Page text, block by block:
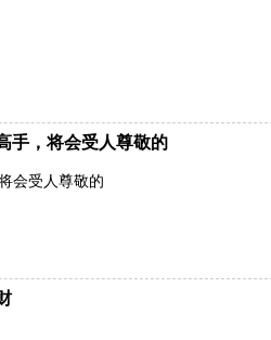
手，将会受人尊敬的
会受人尊敬的